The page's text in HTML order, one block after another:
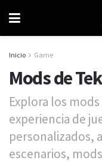
Inicio Game
Mods de
Explora los
experiencia de
personalizados,
escenarios,